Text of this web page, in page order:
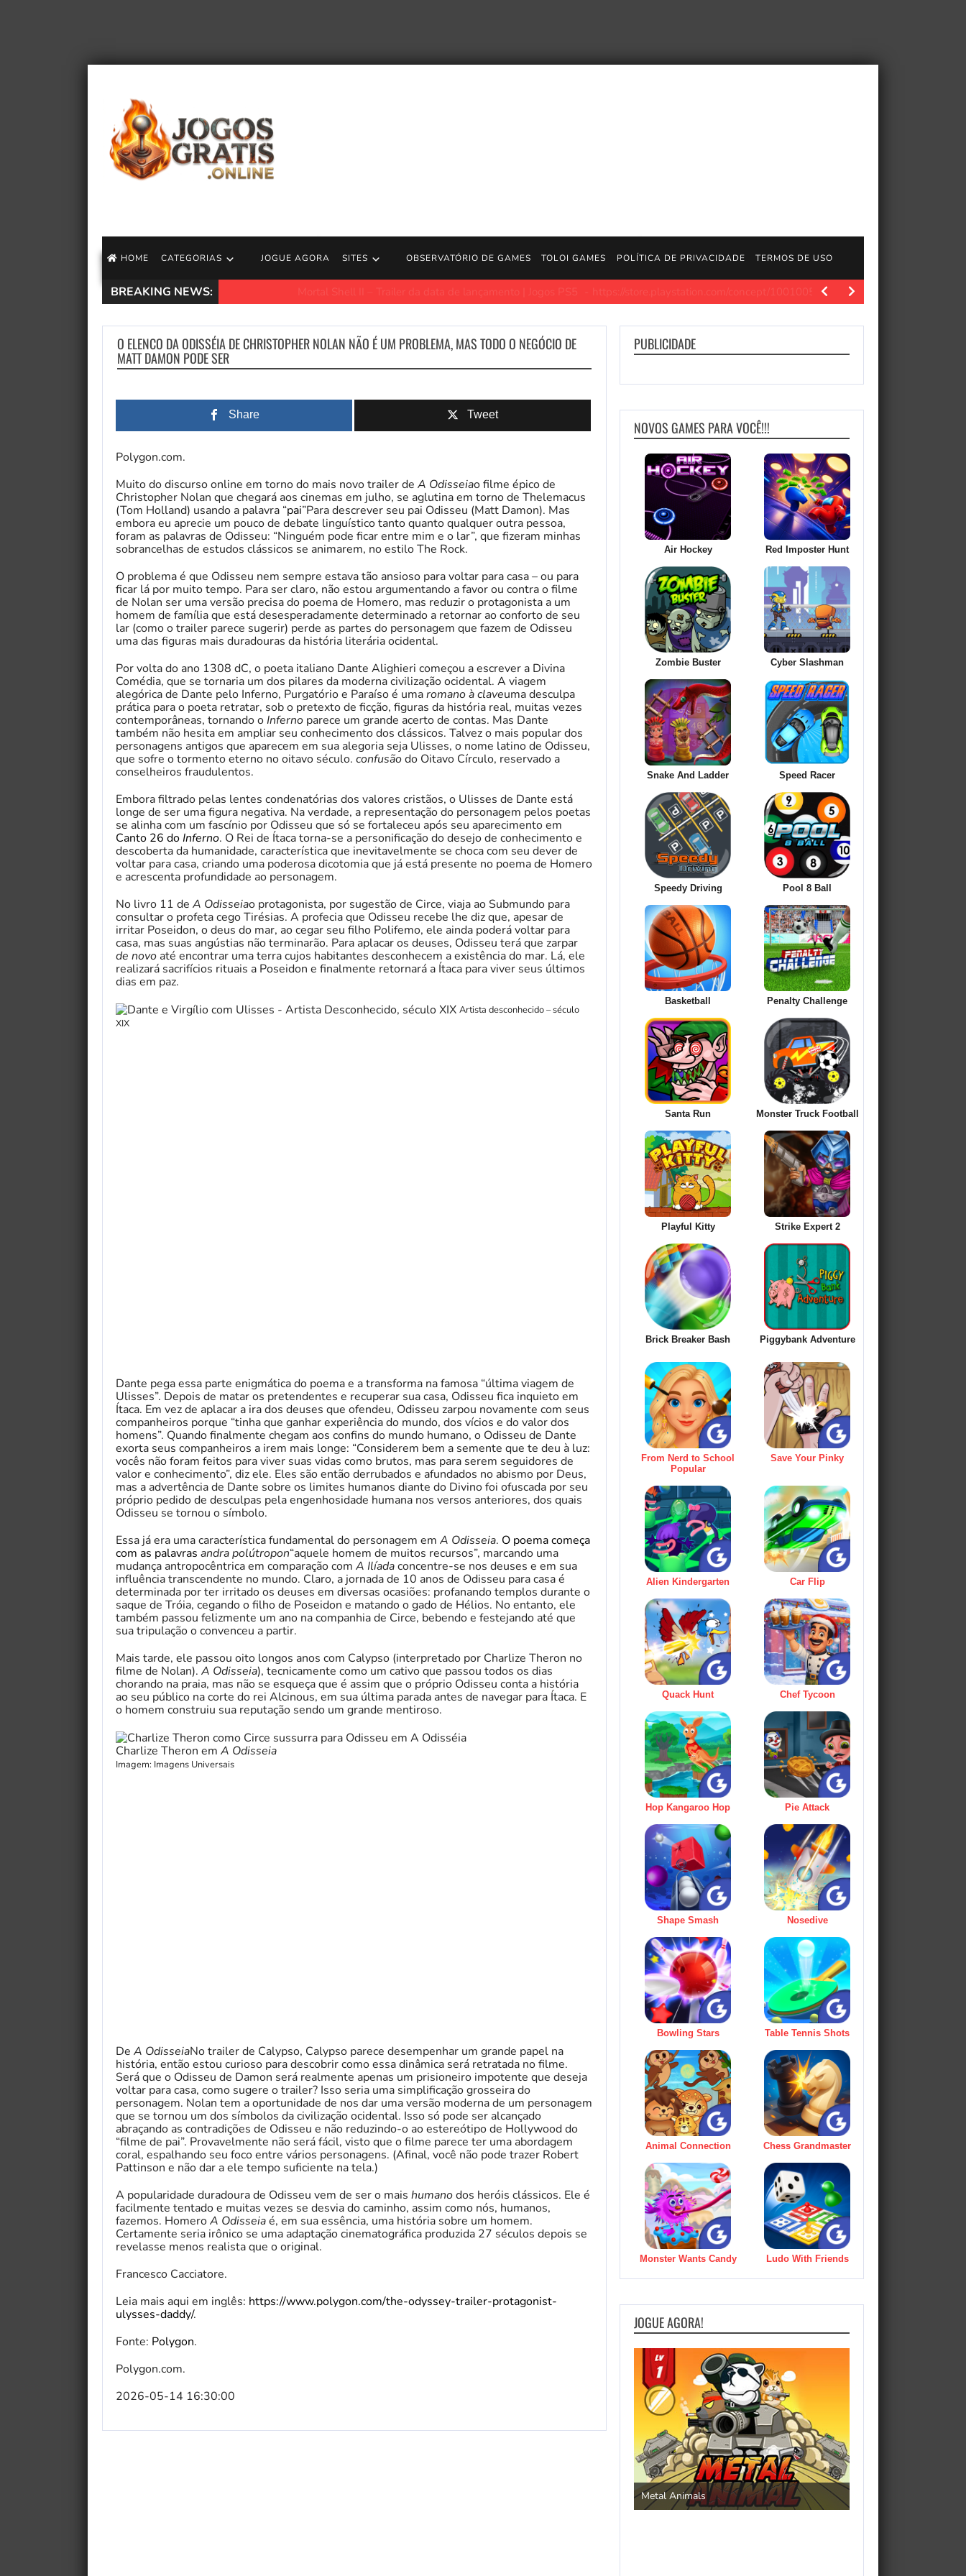
HOME CATEGORIAS JOGUE AGORA SITES OBSERVATÓRIO DE GAMES TOLOI GAMES POLÍTICA DE PRIVACIDADE TERMOS DE USO
BREAKING NEWS: https://store.playstation.com/concept/10010058 Flesh se torna uma arma em 20 de…
O ELENCO DA ODISSÉIA DE CHRISTOPHER NOLAN NÃO É UM PROBLEMA, MAS TODO O NEGÓCIO DE
MATT DAMON PODE SER
Share Tweet
Polygon.com.
Muito do discurso online em torno do mais novo trailer de A Odisseiao filme épico de
Christopher Nolan que chegará aos cinemas em julho, se aglutina em torno de Thelemacus
(Tom Holland) usando a palavra “pai”Para descrever seu pai Odisseu (Matt Damon). Mas
embora eu aprecie um pouco de debate linguístico tanto quanto qualquer outra pessoa,
foram as palavras de Odisseu: “Ninguém pode ficar entre mim e o lar”, que fizeram minhas
sobrancelhas de estudos clássicos se animarem, no estilo The Rock.
O problema é que Odisseu nem sempre estava tão ansioso para voltar para casa – ou para
ficar lá por muito tempo. Para ser claro, não estou argumentando a favor ou contra o filme
de Nolan ser uma versão precisa do poema de Homero, mas reduzir o protagonista a um
homem de família que está desesperadamente determinado a retornar ao conforto de seu
lar (como o trailer parece sugerir) perde as partes do personagem que fazem de Odisseu
uma das figuras mais duradouras da história literária ocidental.
Por volta do ano 1308 dC, o poeta italiano Dante Alighieri começou a escrever a Divina
Comédia, que se tornaria um dos pilares da moderna civilização ocidental. A viagem
alegórica de Dante pelo Inferno, Purgatório e Paraíso é umaromano à claveuma desculpa
prática para o poeta retratar, sob o pretexto de ficção, figuras da história real, muitas vezes
contemporâneas, tornando o Inferno parece um grande acerto de contas. Mas Dante
também não hesita em ampliar seu conhecimento dos clássicos. Talvez o mais popular dos
personagens antigos que aparecem em sua alegoria seja Ulisses, o nome latino de Odisseu,
que sofre o tormento eterno no oitavo século. confusãodo Oitavo Círculo, reservado a
conselheiros fraudulentos.
Embora filtrado pelas lentes condenatórias dos valores cristãos, o Ulisses de Dante está
longe de ser uma figura negativa. Na verdade, a representação do personagem pelos poetas
se alinha com um fascínio por Odisseu que só se fortaleceu após seu aparecimento em
Canto 26 do Inferno. O Rei de Ítaca torna-se a personificação do desejo de conhecimento e
descoberta da humanidade, característica que inevitavelmente se choca com seu dever de
voltar para casa, criando uma poderosa dicotomia que já está presente no poema de Homero
e acrescenta profundidade ao personagem.
No livro 11 de A Odisseiao protagonista, por sugestão de Circe, viaja ao Submundo para
consultar o profeta cego Tirésias. A profecia que Odisseu recebe lhe diz que, apesar de
irritar Poseidon, o deus do mar, ao cegar seu filho Polifemo, ele ainda poderá voltar para
casa, mas suas angústias não terminarão. Para aplacar os deuses, Odisseu terá que zarpar
de novo até encontrar uma terra cujos habitantes desconhecem a existência do mar. Lá, ele
realizará sacrifícios rituais a Poseidon e finalmente retornará a Ítaca para viver seus últimos
dias em paz.
Artista desconhecido – século
XIX
Dante pega essa parte enigmática do poema e a transforma na famosa “última viagem de
Ulisses”. Depois de matar os pretendentes e recuperar sua casa, Odisseu fica inquieto em
Ítaca. Em vez de aplacar a ira dos deuses que ofendeu, Odisseu zarpou novamente com seus
companheiros porque “tinha que ganhar experiência do mundo, dos vícios e do valor dos
homens”. Quando finalmente chegam aos confins do mundo humano, o Odisseu de Dante
exorta seus companheiros a irem mais longe: “Considerem bem a semente que te deu à luz:
vocês não foram feitos para viver suas vidas como brutos, mas para serem seguidores de
valor e conhecimento”, diz ele. Eles são então derrubados e afundados no abismo por Deus,
mas a advertência de Dante sobre os limites humanos diante do Divino foi ofuscada por seu
próprio pedido de desculpas pela engenhosidade humana nos versos anteriores, dos quais
Odisseu se tornou o símbolo.
Essa já era uma característica fundamental do personagem em A Odisseia. O poema começa
com as palavras andra polútropon“aquele homem de muitos recursos”, marcando uma
mudança antropocêntrica em comparação com A Ilíadaconcentre-se nos deuses e em sua
influência transcendente no mundo. Claro, a jornada de 10 anos de Odisseu para casa é
determinada por ter irritado os deuses em diversas ocasiões: profanando templos durante o
saque de Tróia, cegando o filho de Poseidon e matando o gado de Hélios. No entanto, ele
também passou felizmente um ano na companhia de Circe, bebendo e festejando até que
sua tripulação o convenceu a partir.
Mais tarde, ele passou oito longos anos com Calypso (interpretado por Charlize Theron no
filme de Nolan). A Odisseia), tecnicamente como um cativo que passou todos os dias
chorando na praia, mas não se esqueça que é assim que o próprio Odisseu conta a história
ao seu público na corte do rei Alcinous, em sua última parada antes de navegar para Ítaca. E
o homem construiu sua reputação sendo um grande mentiroso.
Charlize Theron em A Odisseia
Imagem: Imagens Universais
De A OdisseiaNo trailer de Calypso, Calypso parece desempenhar um grande papel na
história, então estou curioso para descobrir como essa dinâmica será retratada no filme.
Será que o Odisseu de Damon será realmente apenas um prisioneiro impotente que deseja
voltar para casa, como sugere o trailer? Isso seria uma simplificação grosseira do
personagem. Nolan tem a oportunidade de nos dar uma versão moderna de um personagem
que se tornou um dos símbolos da civilização ocidental. Isso só pode ser alcançado
abraçando as contradições de Odisseu e não reduzindo-o ao estereótipo de Hollywood do
“filme de pai”. Provavelmente não será fácil, visto que o filme parece ter uma abordagem
coral, espalhando seu foco entre vários personagens. (Afinal, você não pode trazer Robert
Pattinson e não dar a ele tempo suficiente na tela.)
A popularidade duradoura de Odisseu vem de ser o mais humanodos heróis clássicos. Ele é
facilmente tentado e muitas vezes se desvia do caminho, assim como nós, humanos,
fazemos. HomeroA Odisseiaé, em sua essência, uma história sobre um homem.
Certamente seria irônico se uma adaptação cinematográfica produzida 27 séculos depois se
revelasse menos realista que o original.
Francesco Cacciatore.
Leia mais aqui em inglês: https://www.polygon.com/the-odyssey-trailer-protagonist-
ulysses-daddy/.
Fonte: Polygon.
Polygon.com.
2026-05-14 16:30:00
PUBLICIDADE
NOVOS GAMES PARA VOCÊ!!!
Air Hockey Red Imposter Hunt
Zombie Buster Cyber Slashman
Snake And Ladder Speed Racer
Speedy Driving Pool 8 Ball
Basketball Penalty Challenge
Santa Run Monster Truck Football
Playful Kitty Strike Expert 2
Brick Breaker Bash Piggybank Adventure
From Nerd to School
Popular
Save Your Pinky
Alien Kindergarten Car Flip
Quack Hunt Chef Tycoon
Hop Kangaroo Hop Pie Attack
Shape Smash Nosedive
Bowling Stars Table Tennis Shots
Animal Connection Chess Grandmaster
Monster Wants Candy Ludo With Friends
JOGUE AGORA!
Metal Animals